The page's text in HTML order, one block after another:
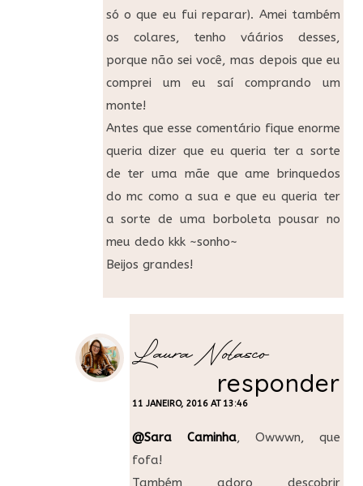
só o que eu fui reparar). Amei também
os colares, tenho váários desses,
porque não sei você, mas depois que eu
comprei um eu saí comprando um
monte!
Antes que esse comentário fique enorme
queria dizer que eu queria ter a sorte
de ter uma mãe que ame brinquedos
do mc como a sua e que eu queria ter
a sorte de uma borboleta pousar no
meu dedo kkk ~sonho~
Beijos grandes!
Laura Nolasco
11 JANEIRO, 2016 AT 13:46
responder
@Sara Caminha, Owwwn, que
fofa!
Também adoro descobrir